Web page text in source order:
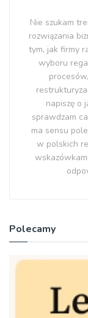
Nie szukam
rozwiązania
tym, jak firmy
wyboru
napiszę o
sprawdzam
ma sensu
w polskich
Polecamy